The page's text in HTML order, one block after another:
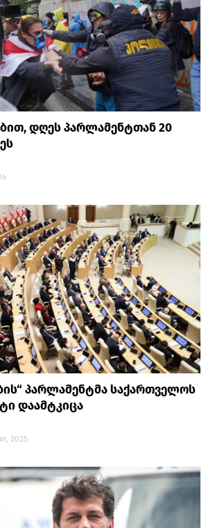
დღეს პარლამენტთან 20
პარლამენტმა საქართველოს
დაამტკიცა
2025